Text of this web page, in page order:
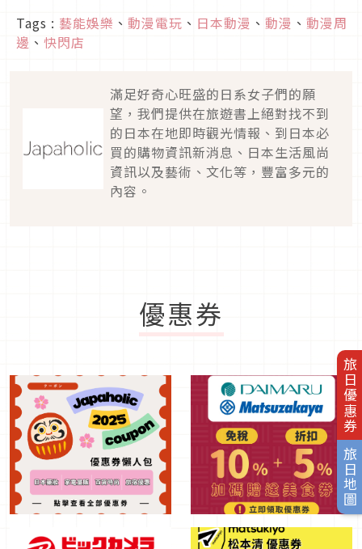
旅日優惠券
旅日地圖
Tags : 藝能娛樂 、 動漫電玩 、 日本動漫 、 動漫 、 動漫周
邊 、 快閃店
滿足好奇心旺盛的日系女子們的願
望，我們提供在旅遊書上絕對找不到
的日本在地即時觀光情報、到日本必
買的購物資訊新消息、日本生活風尚
資訊以及藝術、文化等，豐富多元的
內容。
優惠券